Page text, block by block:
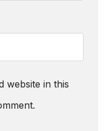
website in this